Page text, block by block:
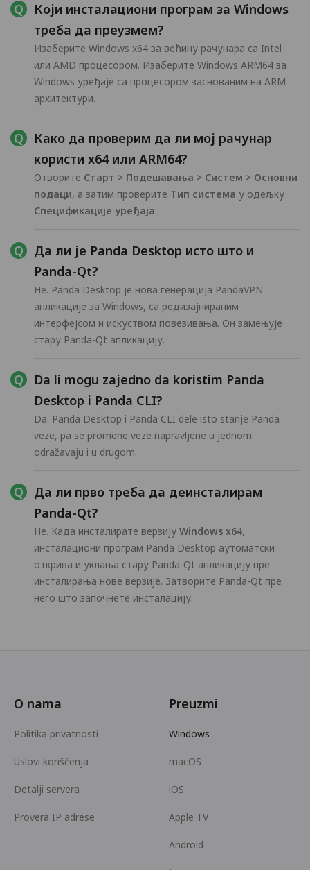
Који инсталациони програм за Windows
треба да преузмем?
Изаберите Windows x64 за већину рачунара са Intel
или AMD процесором. Изаберите Windows ARM64 за
Windows уређаје са процесором заснованим на ARM
архитектури.
Како да проверим да ли мој рачунар
користи x64 или ARM64?
Отворите Старт > Подешавања > Систем > Основни
подаци, а затим проверите Тип система у одељку
Спецификације уређаја.
Да ли је Panda Desktop исто што и
Panda-Qt?
Не. Panda Desktop је нова генерација PandaVPN
апликације за Windows, са редизајнираним
интерфејсом и искуством повезивања. Он замењује
стару Panda-Qt апликацију.
Da li mogu zajedno da koristim Panda
Desktop i Panda CLI?
Da. Panda Desktop i Panda CLI dele isto stanje Panda
veze, pa se promene veze napravljene u jednom
odražavaju i u drugom.
Да ли прво треба да деинсталирам
Panda-Qt?
Не. Када инсталирате верзију Windows x64,
инсталациони програм Panda Desktop аутоматски
открива и уклања стару Panda-Qt апликацију пре
инсталирања нове верзије. Затворите Panda-Qt пре
него што започнете инсталацију.
O nama
Politika privatnosti
Uslovi korišćenja
Detalji servera
Provera IP adrese
Preuzmi
Windows
macOS
iOS
Apple TV
Android